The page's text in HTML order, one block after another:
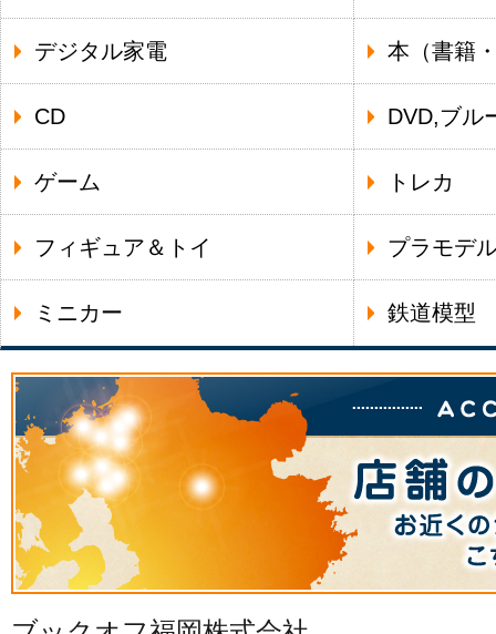
デジタル家電 本（書籍
CD DVD,ブル
ゲーム トレカ
フィギュア＆トイ プラモデ
ミニカー 鉄道模型